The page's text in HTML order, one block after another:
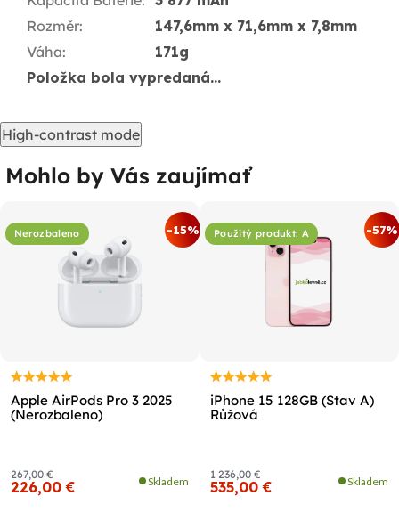
Rozměr:
147,6mm x 71,6mm x 7,8mm
Váha:
171g
Položka bola vypredaná…
High-contrast mode
Mohlo by Vás zaujímať
Nerozbaleno -15%
Apple AirPods Pro 3 2025
(Nerozbaleno)
267,00 €
226,00 € Skladem
Použitý produkt: A -57%
iPhone 15 128GB (Stav A)
Růžová
1 236,00 €
535,00 € Skladem